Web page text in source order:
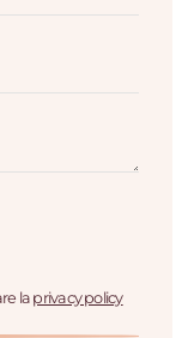
la privacy policy